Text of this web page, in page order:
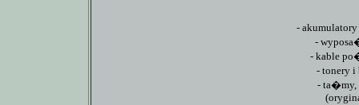
-
-
- kable
- tonery
- ta�my,